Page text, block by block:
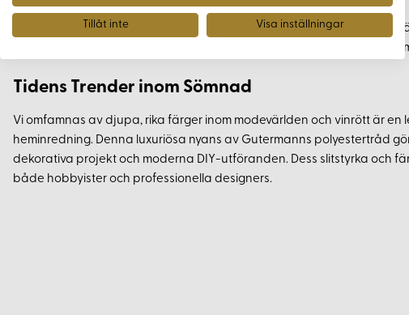
För att undvika krympning av färdiga projekt rekommenderas att
Gutermanns polyestertråd krymper inte, vilket garanterar att dina
Tidens Trender inom Sömnad
Vi omfamnas av djupa, rika färger inom modevärlden och vinrött är
heminredning. Denna luxuriösa nyans av Gutermanns polyestertråd
dekorativa projekt och moderna DIY-utföranden. Dess slitstyrka och
både hobbyister och professionella designers.
Tillåt inte Visa inställningar